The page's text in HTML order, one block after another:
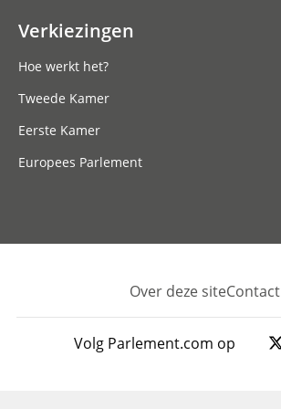
Verkiezingen
Hoe werkt het?
Tweede Kamer
Eerste Kamer
Europees Parlement
Footer
Over deze siteContact
Volg Parlement.com op